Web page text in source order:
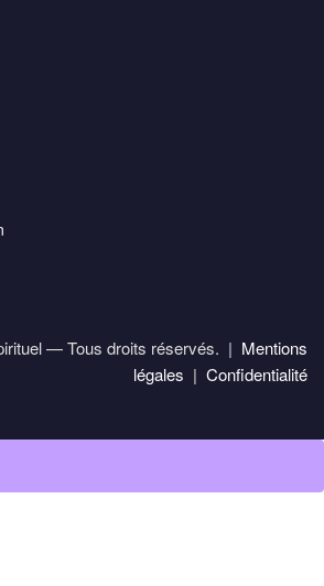
— Tous droits réservés. | Mentions
légales | Confidentialité